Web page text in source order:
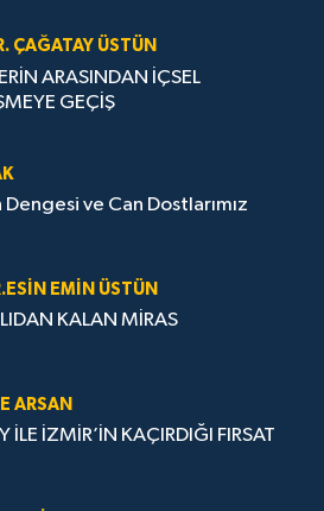
ÇAĞATAY ÜSTÜN
ARASINDAN İÇSEL
GEÇİŞ
Dengesi ve Can Dostlarımız
EMIN ÜSTÜN
KALAN MİRAS
ARSAN
İLE İZMİR’İN KAÇIRDIĞI FIRSAT